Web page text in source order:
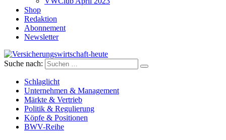
Shop
Redaktion
Abonnement
Newsletter
Versicherungswirtschaft-heute
Suche nach:
Schlaglicht
Unternehmen & Management
Märkte & Vertrieb
Politik & Regulierung
Köpfe & Positionen
BWV-Reihe